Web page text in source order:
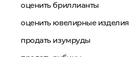
оценить бриллианты
оценить ювелирные изделия
продать изумруды